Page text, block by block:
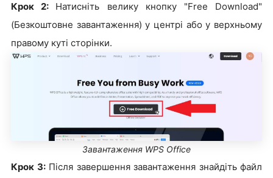
Крок 2: Натисніть велику кнопку "Free Download"
(Безкоштовне завантаження) у центрі або у верхньому
правому куті сторінки.
Завантаження WPS Office
Крок 3:Після завершення завантаження знайдіть файл